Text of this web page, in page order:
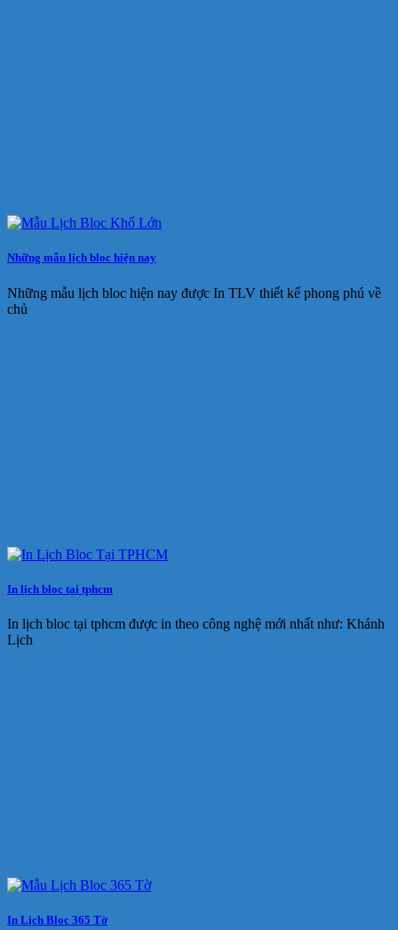
Những mẫu lịch bloc hiện nay
Những mẫu lịch bloc hiện nay được In TLV thiết kế phong phú về
chủ
In lịch bloc tại tphcm
In lịch bloc tại tphcm được in theo công nghệ mới nhất như: Khánh
Lịch
In Lịch Bloc 365 Tờ